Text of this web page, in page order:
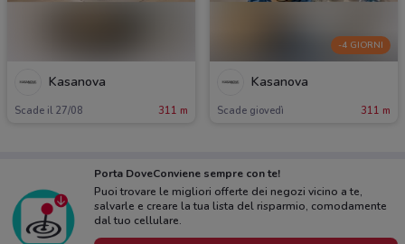
Kasanova
Scade il 27/08 311 m
-4 GIORNI
Kasanova
Scade giovedì 311 m
Porta DoveConviene sempre con te!
Puoi trovare le migliori offerte dei negozi vicino a te,
salvarle e creare la tua lista del risparmio, comodamente
dal tuo cellulare.